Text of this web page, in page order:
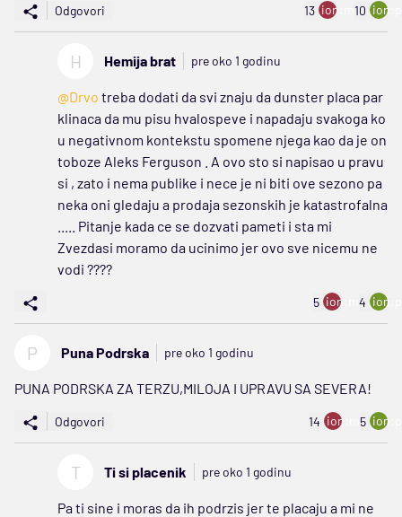
Odgovori 13 ion:minus
10
H Hemija brat pre oko 1 godinu
@Drvo treba dodati da svi znaju da dunster placa par
klinaca da mu pisu hvalospeve i napadaju svakoga ko
u negativnom kontekstu spomene njega kao da je on
toboze Aleks Ferguson . A ovo sto si napisao u pravu
si , zato i nema publike i nece je ni biti ove sezono pa
neka oni gledaju a prodaja sezonskih je katastrofalna
..... Pitanje kada ce se dozvati pameti i sta mi
Zvezdasi moramo da ucinimo jer ovo sve nicemu ne
vodi ????
5 ion:minus
4
P Puna Podrska pre oko 1 godinu
PUNA PODRSKA ZA TERZU,MILOJA I UPRAVU SA SEVERA!
Odgovori 14 ion:minus
5
T Ti si placenik pre oko 1 godinu
Pa ti sine i moras da ih podrzis jer te placaju a mi ne